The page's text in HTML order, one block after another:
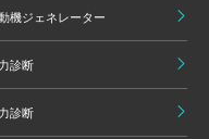
機ジェネレーター
診断
診断